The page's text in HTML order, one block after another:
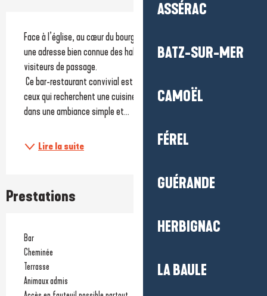
ASSÉRAC
BATZ-SUR-MER
CAMOËL
FÉREL
GUÉRANDE
HERBIGNAC
LA BAULE
Description
Face à l’église, au cœur du bourg de Saint-Lyphard, Le 927 est
une adresse bien connue des habitants, des artisans et des
visiteurs de passage.
ceux qui recherchent une cuisine, généreuse et faite maison
dans une ambiance simple et...
Lire la suite
Prestations
Bar
Cheminée
Terrasse
Animaux admis